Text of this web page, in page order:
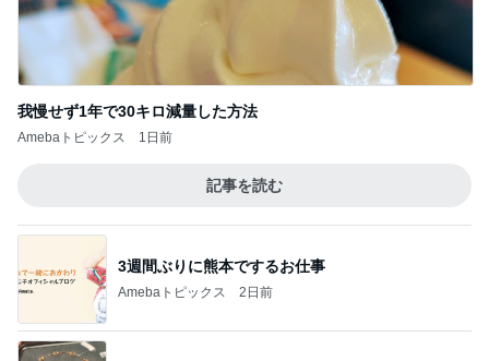
我慢せず1年で30キロ減量した方法
Amebaトピックス 1日前
記事を読む
3週間ぶりに熊本でするお仕事
Amebaトピックス 2日前